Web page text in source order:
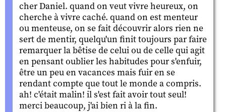
cher Daniel. quand on veut vivre heureux, on
cherche à vivre caché. quand on est menteur
ou menteuse, on se fait découvrir alors rien ne
sert de mentir, quelqu'un finit toujours par faire
remarquer la bêtise de celui ou de celle qui agit
en pensant oublier les habitudes pour s'enfuir,
être un peu en vacances mais fuir en se
rendant compte que tout le monde a compris.
ah! c'était malin! il s'est fait avoir tout seul!
merci beaucoup, j'ai bien ri à la fin.